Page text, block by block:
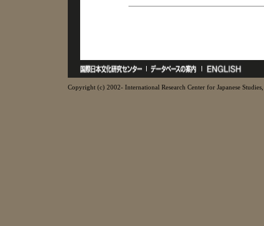
Copyright (c) 2002- International Research Center for Japanese